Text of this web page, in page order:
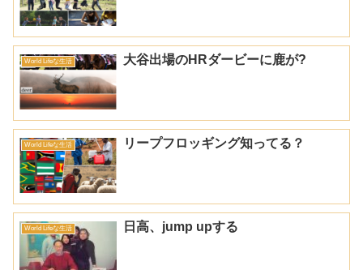
World Lifeな生活 大谷出場のHRダービーに鹿が?
World Lifeな生活 リープフロッギング知ってる？
World Lifeな生活 日高、jump upする